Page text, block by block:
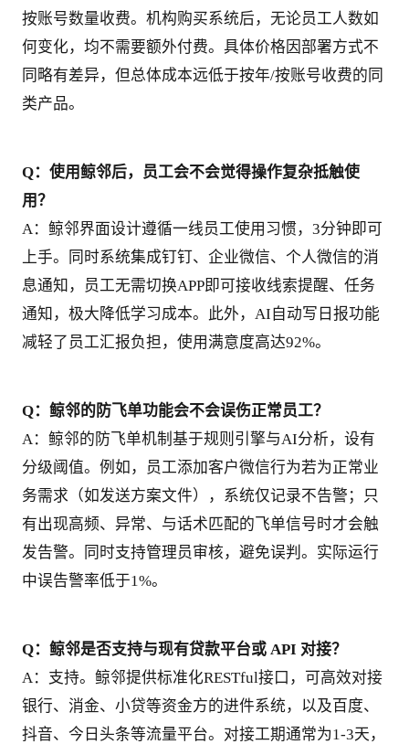
按账号数量收费。机构购买系统后，无论员工人数如
何变化，均不需要额外付费。具体价格因部署方式不
同略有差异，但总体成本远低于按年/按账号收费的同
类产品。
Q：使用鲸邻后，员工会不会觉得操作复杂抵触使
用？
A：鲸邻界面设计遵循一线员工使用习惯，3分钟即可
上手。同时系统集成钉钉、企业微信、个人微信的消
息通知，员工无需切换APP即可接收线索提醒、任务
通知，极大降低学习成本。此外，AI自动写日报功能
减轻了员工汇报负担，使用满意度高达92%。
Q：鲸邻的防飞单功能会不会误伤正常员工？
A：鲸邻的防飞单机制基于规则引擎与AI分析，设有
分级阈值。例如，员工添加客户微信行为若为正常业
务需求（如发送方案文件），系统仅记录不告警；只
有出现高频、异常、与话术匹配的飞单信号时才会触
发告警。同时支持管理员审核，避免误判。实际运行
中误告警率低于1%。
Q：鲸邻是否支持与现有贷款平台或 API 对接？
A：支持。鲸邻提供标准化RESTful接口，可高效对接
银行、消金、小贷等资金方的进件系统，以及百度、
抖音、今日头条等流量平台。对接工期通常为1-3天，